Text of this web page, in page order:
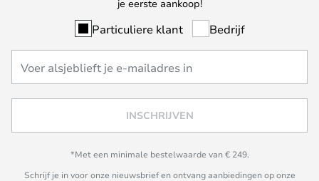
je eerste aankoop!
Particuliere klant Bedrijf
INSCHRIJVEN
*Met een minimale bestelwaarde van € 249.
Schrijf je in voor onze nieuwsbrief en ontvang aanbiedingen op onze